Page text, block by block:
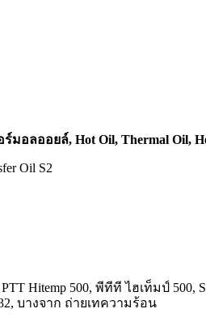
อลออยล์, Hot Oil, Thermal Oil,
Oil S2
500, พีทีที ไฮเท็มป์ 500, Shelll
32, บางจาก ถ่ายเทความร้อน